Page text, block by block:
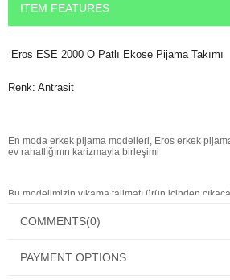
ITEM FEATURES
Eros ESE 2000 O Patlı Ekose Pijama Takımı
Renk: Antrasit
En moda erkek pijama modelleri, Eros erkek
ev rahatlığının karizmayla birleşimi
Bu modelimizin yıkama talimatı ürün içinden
uyduğunuz taktirde daha uzun süre
COMMENTS(0)
PAYMENT OPTIONS